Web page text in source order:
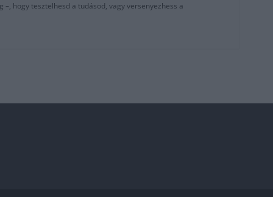
hogy tesztelhesd a tudásod, vagy versenyezhess a